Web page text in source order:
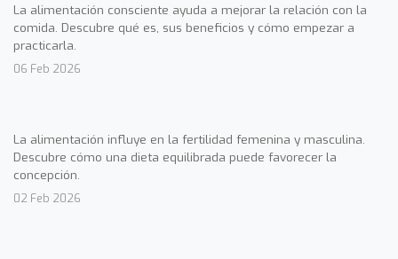
La alimentación consciente ayuda a mejorar la relación con la
comida. Descubre qué es, sus beneficios y cómo empezar a
practicarla.
06 Feb 2026
La alimentación influye en la fertilidad femenina y masculina.
Descubre cómo una dieta equilibrada puede favorecer la
concepción.
02 Feb 2026